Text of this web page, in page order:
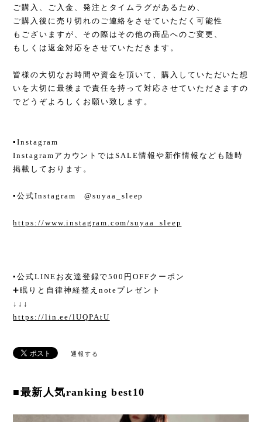
ご購入、ご入金、発注とタイムラグがあるため、
ご購入後に売り切れのご連絡をさせていただく可能性
もございますが、その際はその他の商品へのご変更、
もしくは返金対応をさせていただきます。
皆様の大切なお時間や資金を頂いて、購入していただいた想
いを大切に最後まで責任を持って対応させていただきますの
でどうぞよろしくお願い致します。
▪︎Instagram
InstagramアカウントではSALE情報や新作情報なども随時
掲載しております。
▪︎公式Instagram @suyaa_sleep
https://www.instagram.com/suyaa_sleep
▪︎公式LINEお友達登録で500円OFFクーポン
➕眠りと自律神経整えnoteプレゼント
↓↓↓
https://lin.ee/lUQPAtU
通報する
■最新人気ranking best10